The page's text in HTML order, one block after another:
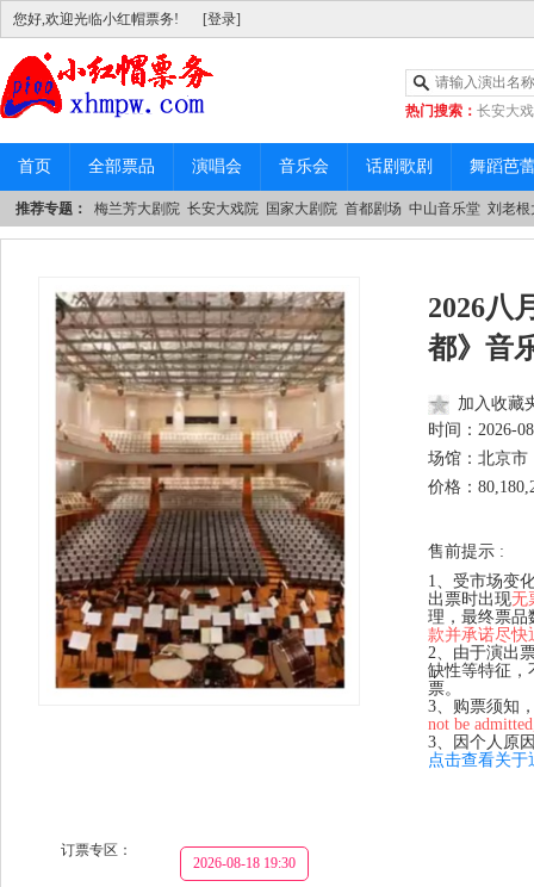
您好,欢迎光临小红帽票务! [登录]
热门搜索： 长安大
|中山音乐堂
首页 全部票品 演唱会 音乐会 话剧歌剧 舞蹈芭
推荐专题： 梅兰芳大剧院 长安大戏院 国家大剧院 首都剧场 中山音乐堂 刘老根
2026八
都》音
加入收藏
时间： 2026-
场馆：北京市
价格：
售前提示 :
1、受市场变
出票时出现无
理，最终票品
款并承诺尽快
2、由于演出
缺性等特征，
票。
3、购票须知
not be
3、因个人原
点击查看关于
订票专区：
2026-08-18 19:30